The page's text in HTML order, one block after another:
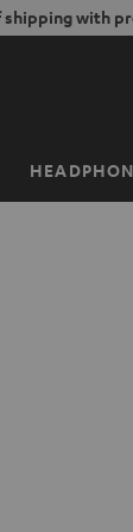
shipping with